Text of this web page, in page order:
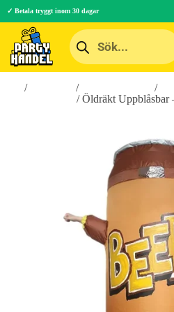
✓ Betala tryggt inom 30 dagar
/ / /
/ Öldräkt Uppblåsbar